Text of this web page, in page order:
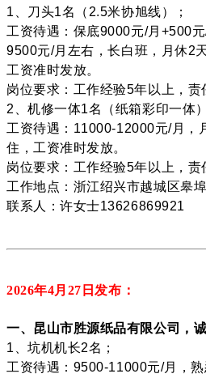
1、刀头1名（2.5米协旭线）；
工资待遇：保底9000元/月+500
9500元/月左右，长白班，月休2
工资准时发放。
岗位要求：工作经验5年以上，责
2、机修一体1名（纸箱彩印一体）
工资待遇：11000-12000元/月，
住，工资准时发放。
岗位要求：工作经验5年以上，责
工作地点：浙江绍兴市越城区皋
联系人：许女士13626869921
2026年4月27 日发布：
一、昆山市胜源纸品有限公司，诚
1、坑机机长2名；
工资待遇：9500-11000元/月，熟